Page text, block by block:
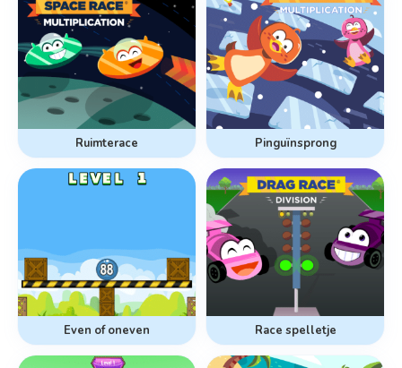
Ruimterace Pinguïnsprong
Even of oneven Race spelletje